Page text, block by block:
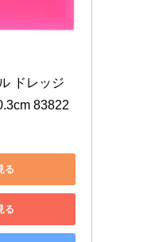
ドレッジ
83822
る
る